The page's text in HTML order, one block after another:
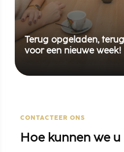
Terug opgeladen,
voor een nieuwe week!
CONTACTEER ONS
Hoe kunnen we u